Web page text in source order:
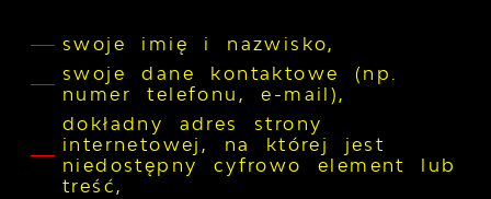
swoje imię i nazwisko,
swoje dane kontaktowe (np.
numer telefonu, e-mail),
dokładny adres strony
internetowej, na której jest
niedostępny cyfrowo element lub
treść,